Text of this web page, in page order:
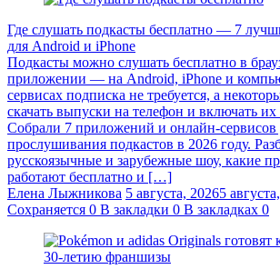
Где слушать подкасты бесплатно — 7
для Android и iPhone
Подкасты можно слушать бесплатно в
приложении — на Android, iPhone и
сервисах подписка не требуется, а
скачать выпуски на телефон и включать их
Собрали 7 приложений и онлайн-сервисов
прослушивания подкастов в 2026 году.
русскоязычные и зарубежные шоу, какие
работают бесплатно и […]
Елена Лыжникова 5 августа, 20265
Сохраняется 0 В закладки 0 В закладках 0